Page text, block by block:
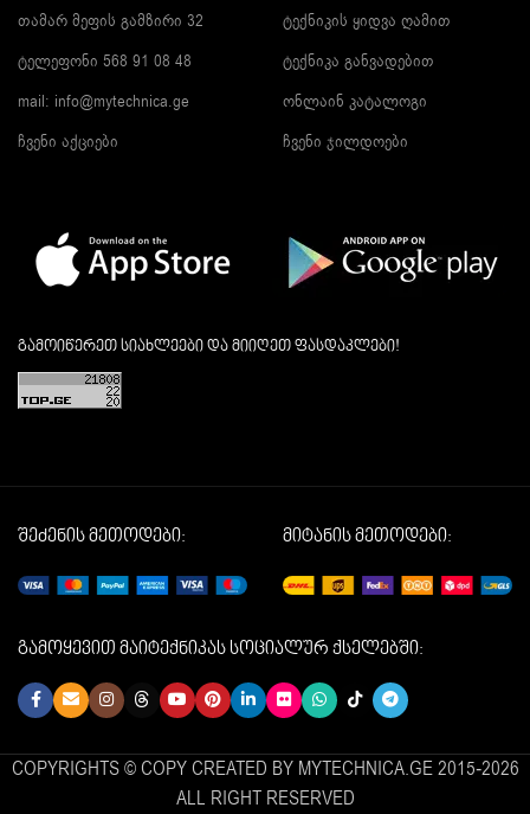
თამარ მეფის გამზირი 32
ტელეფონი 568 91 08 48
mail: info@mytechnica.ge
ჩვენი აქციები
ტექნიკის ყიდვა ღამით
ტექნიკა განვადებით
ონლაინ კატალოგი
ჩვენი ჯილდოები
გამოიწერეთ სიახლეები და მიიღეთ ფასდაკლები!
შეძენის მეთოდები: მიტანის მეთოდები:
გამოყევით მაიტექნიკას სოციალურ ქსელებში:
COPYRIGHTS © COPY CREATED BY MYTECHNICA.GE 2015-2026
ALL RIGHT RESERVED